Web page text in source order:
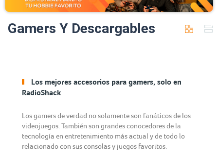
Gamers Y Descargables
Los mejores accesorios para gamers, solo en
RadioShack
Los gamers de verdad no solamente son fanáticos de los
videojuegos. También son grandes conocedores de la
tecnología en entretenimiento más actual y de todo lo
relacionado con sus consolas y juegos favoritos.